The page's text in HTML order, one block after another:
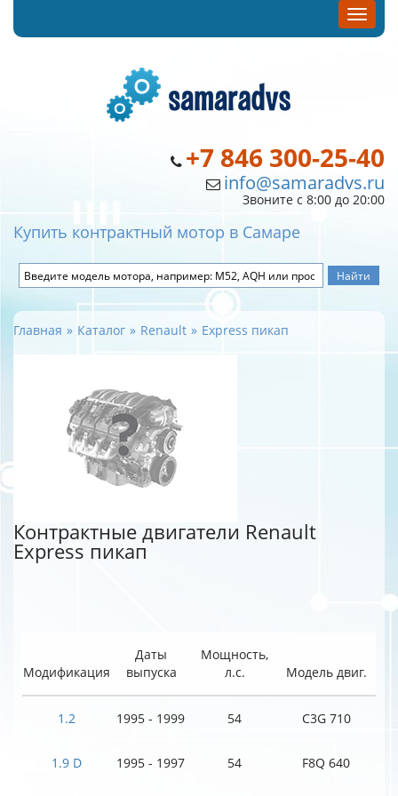
+7 846 300-25-40
info@samaradvs.ru
Звоните с 8:00 до 20:00
Купить контрактный мотор в Самаре
Главная Каталог Renault Express пикап
Контрактные двигатели Renault
Express пикап
Модификация
Даты
выпуска
Мощность,
л.с.
Модель двиг.
1.2 1995 - 1999 54 C3G 710
1.9 D 1995 - 1997 54 F8Q 640